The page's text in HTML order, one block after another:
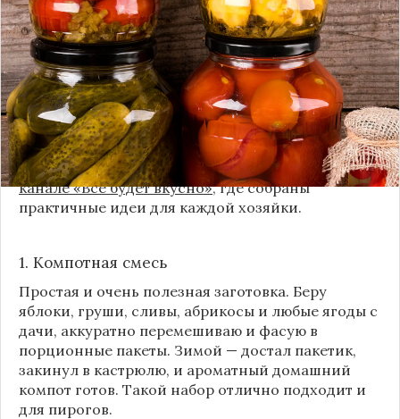
витаминов. Закатки в банки — это, безусловно,
классика, которая никуда не уходит из нашей
жизни. Но современный подход к хранению
продуктов показывает, что есть и более простые,
быстрые и удобные способы.
Сегодня я делюсь своими любимыми рецептами
без банок и долгих стерилизаций. Подробнее и с
пошаговыми инструкциями их можно найти на
канале «Все будет вкусно», где собраны
практичные идеи для каждой хозяйки.
1. Компотная смесь
Простая и очень полезная заготовка. Беру
яблоки, груши, сливы, абрикосы и любые ягоды с
дачи, аккуратно перемешиваю и фасую в
порционные пакеты. Зимой — достал пакетик,
закинул в кастрюлю, и ароматный домашний
компот готов. Такой набор отлично подходит и
для пирогов.